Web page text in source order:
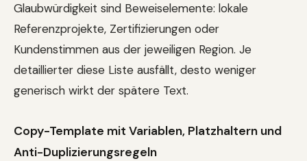
Glaubwürdigkeit sind Beweiselemente: lokale
Referenzprojekte, Zertifizierungen oder
Kundenstimmen aus der jeweiligen Region. Je
detaillierter diese Liste ausfällt, desto weniger
generisch wirkt der spätere Text.
Copy-Template mit Variablen, Platzhaltern und
Anti-Duplizierungsregeln